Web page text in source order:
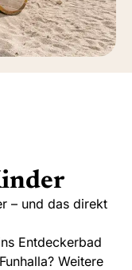
– und das direkt
Entdeckerbad
Weitere